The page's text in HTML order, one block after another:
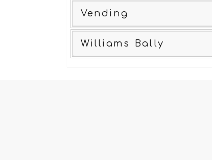
Vending
Williams Bally